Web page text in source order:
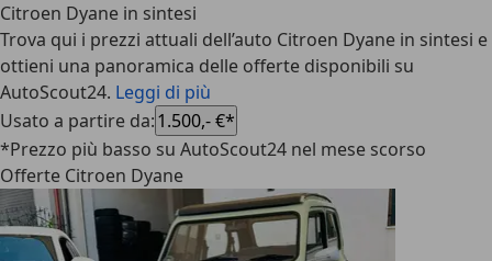
Citroen Dyane in sintesi
Trova qui i prezzi attuali dell’auto Citroen Dyane in sintesi e
ottieni una panoramica delle offerte disponibili su
AutoScout24. Leggi di più
Usato a partire da:1.500,- €*
*Prezzo più basso su AutoScout24 nel mese scorso
Offerte Citroen Dyane